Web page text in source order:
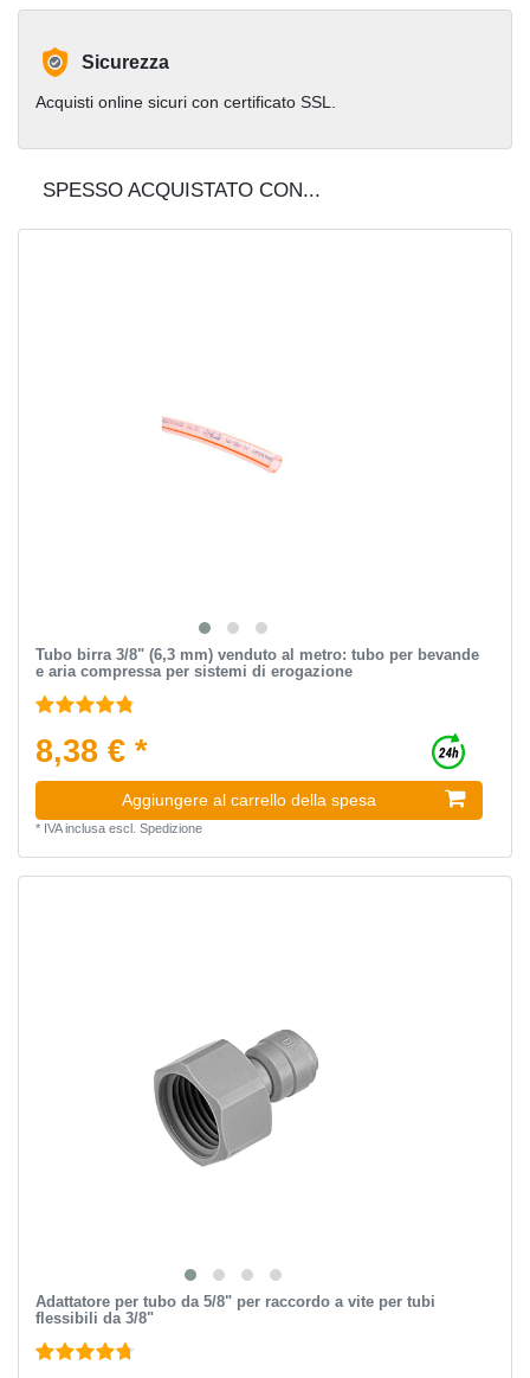
Sicurezza
Acquisti online sicuri con certificato SSL.
SPESSO ACQUISTATO CON...
Tubo birra 3/8" (6,3 mm) venduto al metro: tubo per bevande
e aria compressa per sistemi di erogazione
8,38 € *
Aggiungere al carrello della spesa
* IVA inclusaescl. Spedizione
Adattatore per tubo da 5/8" per raccordo a vite per tubi
flessibili da 3/8"